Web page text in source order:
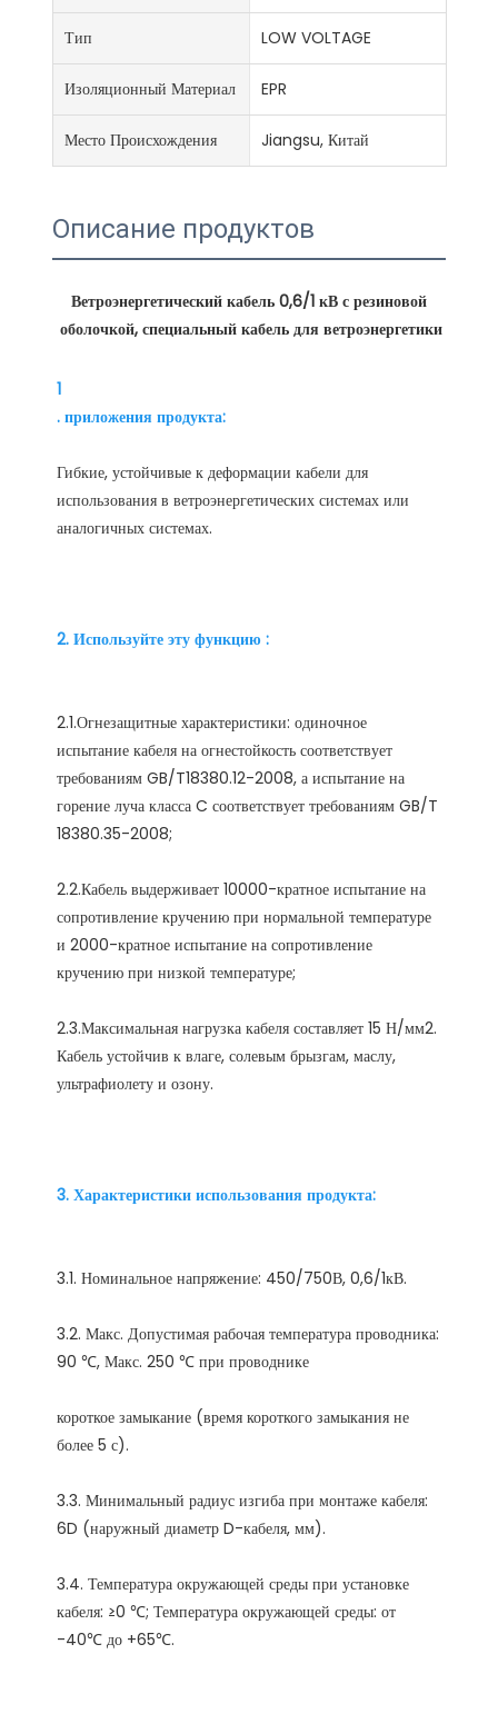
Тип LOW VOLTAGE
Изоляционный Материал EPR
Место Происхождения Jiangsu, Китай
Описание продуктов
Ветроэнергетический кабель 0,6/1 кВ с резиновой
1
Гибкие, устойчивые к деформации кабели для
использования в ветроэнергетических системах или
2.1.Огнезащитные характеристики: одиночное
испытание кабеля на огнестойкость соответствует
требованиям GB/T18380.12-2008, а испытание на
горение луча класса C соответствует требованиям GB/T
2.2.Кабель выдерживает 10000-кратное испытание на
сопротивление кручению при нормальной температуре
и 2000-кратное испытание на сопротивление
2.3.Максимальная нагрузка кабеля составляет 15 Н/мм2.
Кабель устойчив к влаге, солевым брызгам, маслу,
3.2. Макс. Допустимая рабочая температура проводника:
короткое замыкание (время короткого замыкания не
3.3. Минимальный радиус изгиба при монтаже кабеля:
3.4. Температура окружающей среды при установке
кабеля: ≥0 ℃; Температура окружающей среды: от